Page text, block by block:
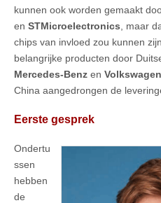
kunnen ook worden gemaakt
en STMicroelectronics , maar
chips van invloed zou kunnen
belangrijke producten door
Mercedes-Benz en Volkswagen
China aangedrongen de
Eerste gesprek
Ondertu
ssen
hebben
de